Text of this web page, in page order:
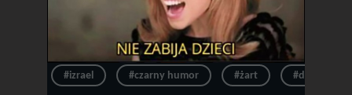
#izrael #czarny humor #żart #dowcip